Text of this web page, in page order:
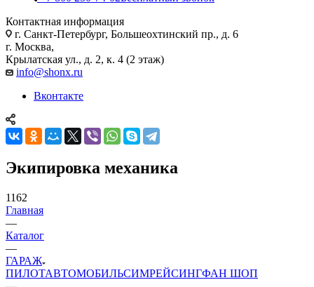
Контактная информация
г. Санкт-Петербург, Большеохтинский пр., д. 6
г. Москва,
Крылатская ул., д. 2, к. 4 (2 этаж)
info@shonx.ru
Вконтакте
Экипировка механика
1162
Главная
—
Каталог
—
ГАРАЖ
ПИЛОТАВТОМОБИЛЬСИМРЕЙСИНГФАН ШОП